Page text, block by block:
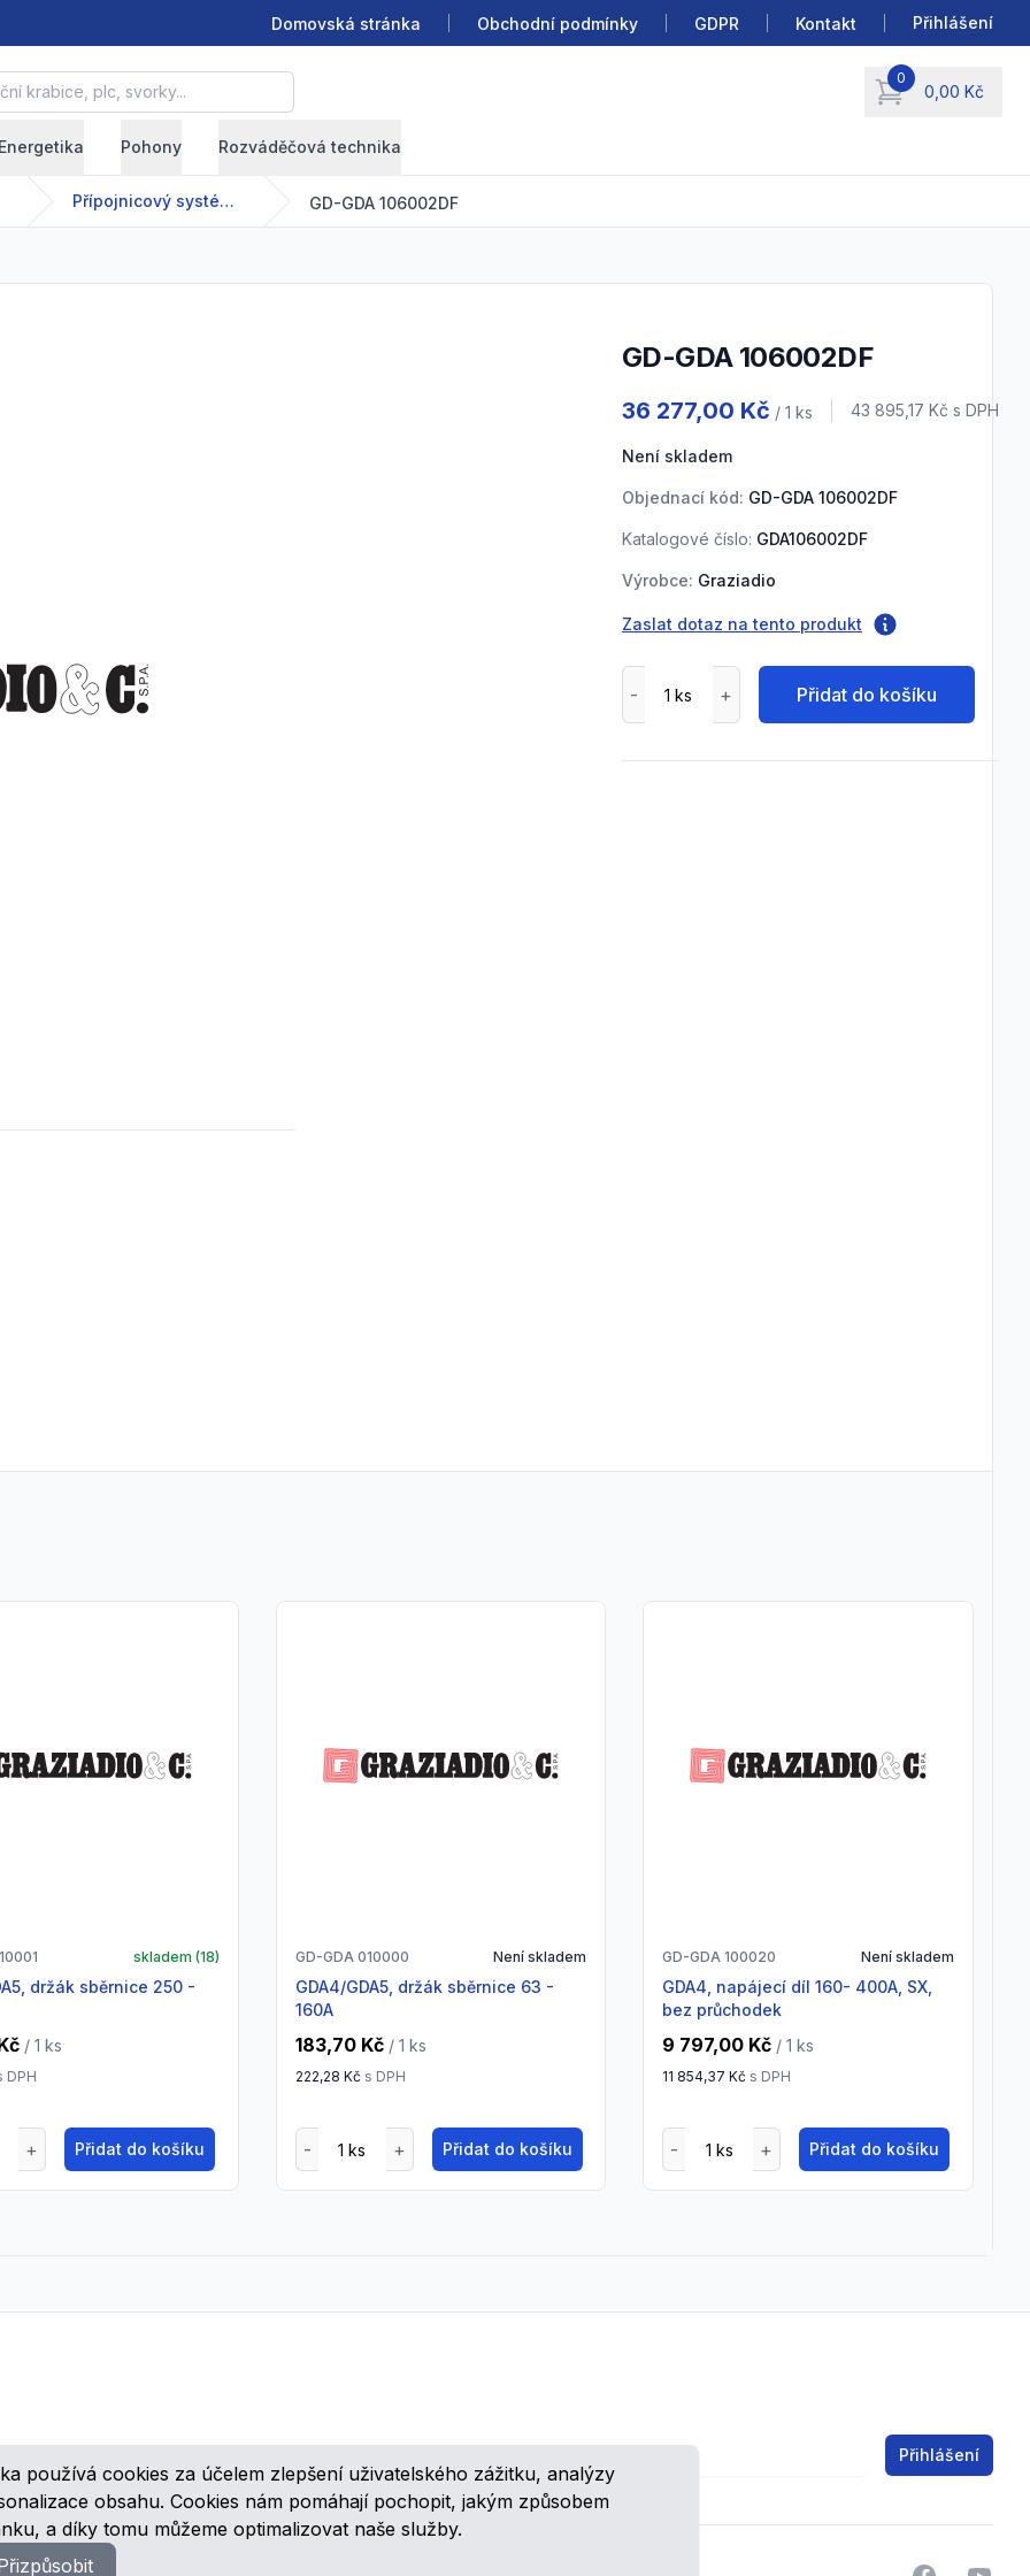
používá cookies za účelem zlepšení uživatelského zážitku, analýzy
obsahu. Cookies nám pomáhají pochopit, jakým způsobem
a díky tomu můžeme optimalizovat naše služby.
Domovská stránka Obchodní podmínky GDPR Kontakt Přihlášení
plc, svorky... 0
0,00 Kč
items in cart, view
Energetika Pohony Rozváděčová technika
Přípojnicový systém - GDA - 63-2500 A GD-GDA 106002DF
GD-GDA 106002DF
36 277,00 Kč / 1 ks Cena s DPH
43 895,17 Kč s DPH
Není skladem
Objednací kód: GD-GDA 106002DF
Katalogové číslo: GDA106002DF
Výrobce: Graziadio
Zaslat dotaz na tento produkt
Přidat do košíku
skladem (18)
/ 1 ks
DPH
Přidat do košíku
GD-GDA 010000 Není skladem
GDA4/GDA5, držák sběrnice 63 -
160A
183,70 Kč / 1 ks
222,28 Kč s DPH
Přidat do košíku
GD-GDA 100020 Není skladem
GDA4, napájecí díl 160- 400A, SX,
bez průchodek
9 797,00 Kč / 1 ks
11 854,37 Kč s DPH
Přidat do košíku
speciálních cenových nabídkách a různých zajímavých akcích.
Email address Přihlášení